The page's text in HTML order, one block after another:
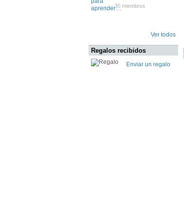
30 miembros
Ver todos
Regalos recibidos
Enviar un regalo